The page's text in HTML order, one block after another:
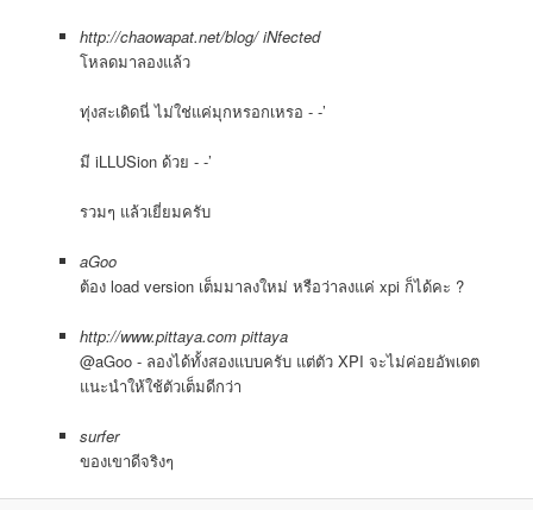
http://chaowapat.net/blog/iNfected
โหลดมาลองแล้ว
ทุ่งสะเดิดนี่ ไม่ใช่แค่มุกหรอกเหรอ - -’
มี iLLUSion ด้วย - -’
รวมๆ แล้วเยี่ยมครับ
aGoo
ต้อง load version เต็มมาลงใหม่ หรือว่าลงแค่ xpi ก็ได้คะ ?
http://www.pittaya.com pittaya
@aGoo - ลองได้ทั้งสองแบบครับ แต่ตัว XPI จะไม่ค่อยอัพเดต
แนะนำให้ใช้ตัวเต็มดีกว่า
surfer
ของเขาดีจริงๆ